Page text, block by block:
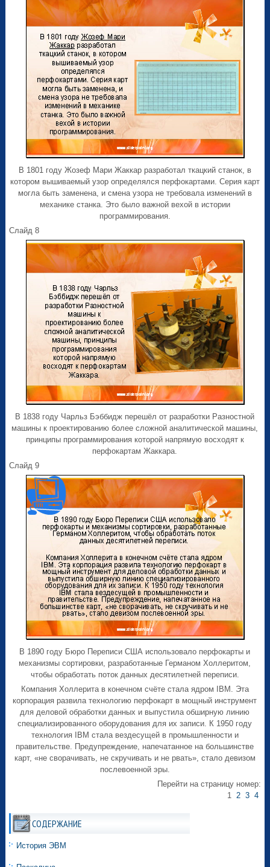
В 1801 году Жозеф Мари Жаккар разработал ткацкий станок, в
котором вышиваемый узор определялся перфокартами. Серия карт
могла быть заменена, и смена узора не требовала изменений в
механике станка. Это было важной вехой в истории
программирования.
Слайд 8
В 1838 году Чарльз Бэббидж перешёл от разработки Разностной
машины к проектированию более сложной аналитической машины,
принципы программирования которой напрямую восходят к
перфокартам Жаккара.
Слайд 9
В 1890 году Бюро Переписи США использовало перфокарты и
механизмы сортировки, разработанные Германом Холлеритом,
чтобы обработать поток данных десятилетней переписи.
Компания Холлерита в конечном счёте стала ядром IBM. Эта
корпорация развила технологию перфокарт в мощный инструмент
для деловой обработки данных и выпустила обширную линию
специализированного оборудования для их записи. К 1950 году
технология IBM стала вездесущей в промышленности и
правительстве. Предупреждение, напечатанное на большинстве
карт, «не сворачивать, не скручивать и не рвать», стало девизом
послевоенной эры.
Перейти на страницу номер:
1 2 3 4
СОДЕРЖАНИЕ
История ЭВМ